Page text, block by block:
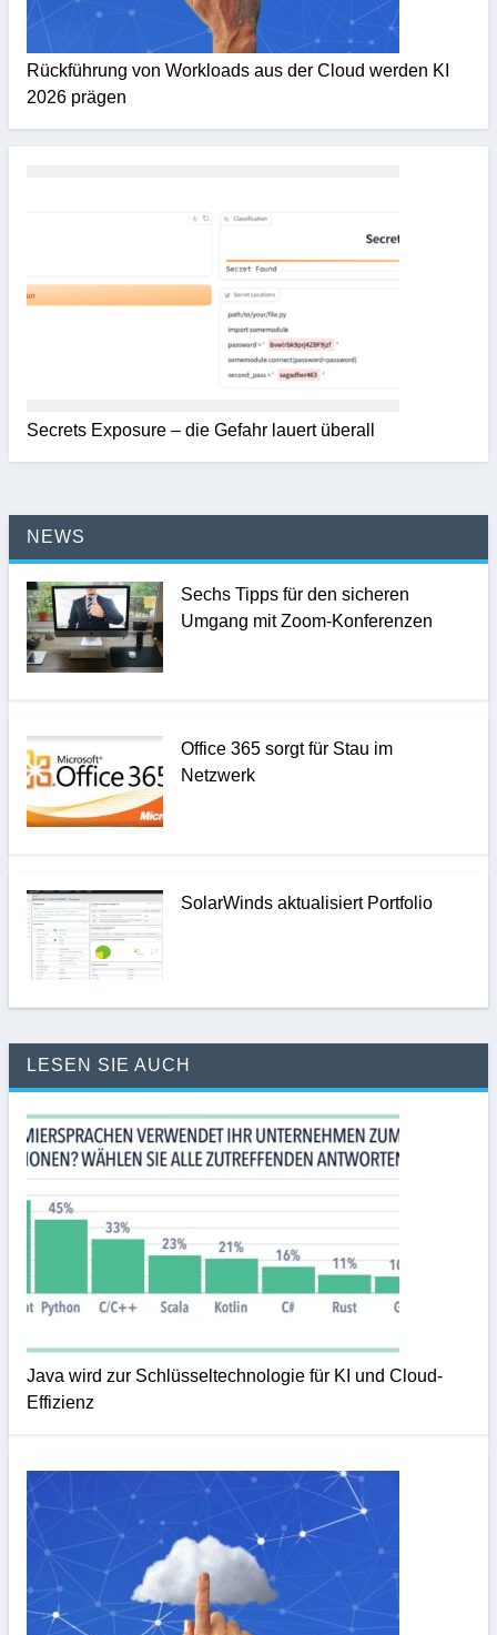
Rückführung von Workloads aus der Cloud werden KI
2026 prägen
Secrets Exposure – die Gefahr lauert überall
NEWS
Sechs Tipps für den sicheren
Umgang mit Zoom-Konferenzen
Office 365 sorgt für Stau im
Netzwerk
SolarWinds aktualisiert Portfolio
LESEN SIE AUCH
Java wird zur Schlüsseltechnologie für KI und Cloud-
Effizienz